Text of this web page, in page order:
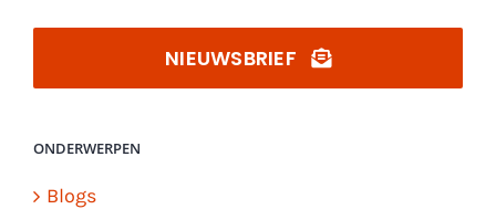
NIEUWSBRIEF
ONDERWERPEN
Blogs